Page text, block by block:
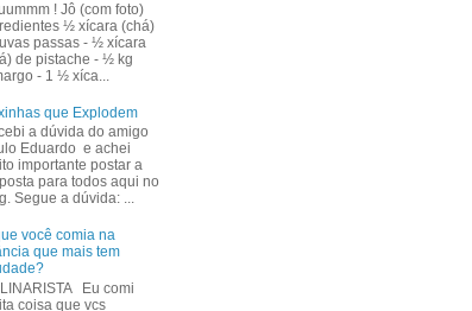
! Jô (com foto)
½ xícara (chá)
passas - ½ xícara
de pistache - ½ kg
- 1 ½ xíca...
que Explodem
a dúvida do amigo
Eduardo e achei
importante postar a
para todos aqui no
Segue a dúvida: ...
você comia na
que mais tem
Eu comi
coisa que vcs